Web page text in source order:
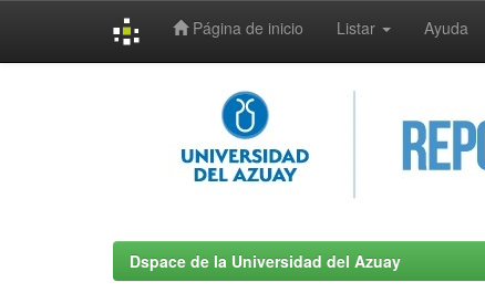
Página de inicio Listar Ayuda
Dspace de la Universidad del Azuay